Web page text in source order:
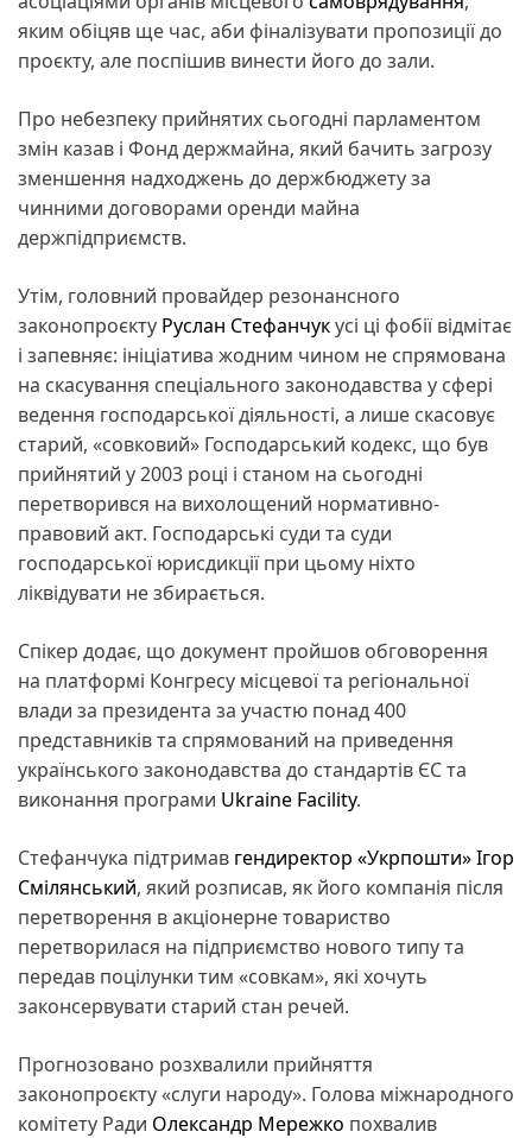
яким обіцяв ще час, аби фіналізувати пропозиції до
проєкту, але поспішив винести його до зали.
Про небезпеку прийнятих сьогодні парламентом
змін казав і Фонд держмайна, який бачить загрозу
зменшення надходжень до держбюджету за
чинними договорами оренди майна
держпідприємств.
Утім, головний провайдер резонансного
законопроєкту Руслан Стефанчукусі ці фобії відмітає
і запевняє: ініціатива жодним чином не спрямована
на скасування спеціального законодавства у сфері
ведення господарської діяльності, а лише скасовує
старий, «совковий» Господарський кодекс, що був
прийнятий у 2003 році і станом на сьогодні
перетворився на вихолощений нормативно-
правовий акт. Господарські суди та суди
господарської юрисдикції при цьому ніхто
ліквідувати не збирається.
Спікер додає, що документ пройшов обговорення
на платформі Конгресу місцевої та регіональної
влади за президента за участю понад 400
представників та спрямований на приведення
українського законодавства до стандартів ЄС та
виконання програми Ukraine Facility.
Стефанчука підтримав гендиректор «Укрпошти» Ігор
Смілянський, який розписав, як його компанія після
перетворення в акціонерне товариство
перетворилася на підприємство нового типу та
передав поцілунки тим «совкам», які хочуть
законсервувати старий стан речей.
Прогнозовано розхвалили прийняття
законопроєкту «слуги народу». Голова міжнародного
комітету Ради Олександр Мережко похвалив